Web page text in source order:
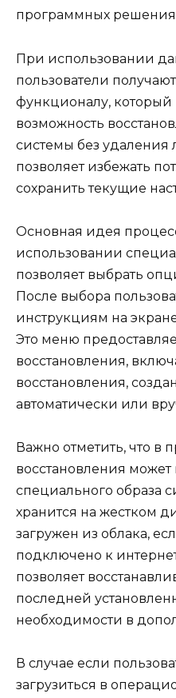
программных
При использовании
пользователи
функционалу, который
возможность
системы без удаления
позволяет избежать
сохранить текущие
Основная идея
использовании
позволяет выбрать
После выбора
инструкциям на
Это меню
восстановления,
восстановления,
автоматически или
Важно отметить, что в
восстановления может
специального образа
хранится на жестком
загружен из облака,
подключено к
позволяет
последней
необходимости в
В случае если
загрузиться в